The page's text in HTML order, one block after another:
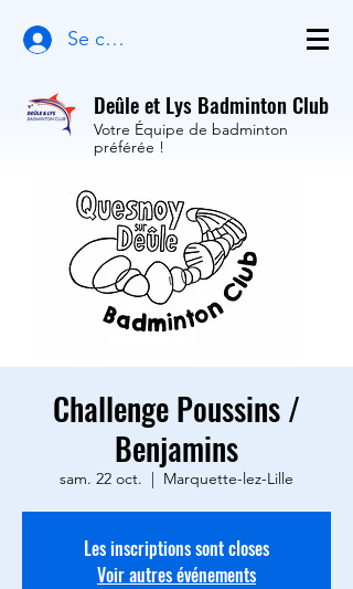
Se connecter
Deûle et Lys Badminton Club
Votre Équipe de badminton
préférée !
Challenge Poussins /
Benjamins
sam. 22 oct.
  |
Marquette-lez-Lille
Les inscriptions sont closes
Voir autres événements